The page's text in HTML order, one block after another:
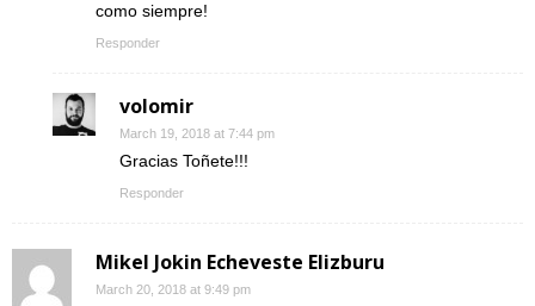
como siempre!
Responder
volomir
March 19, 2018 at 7:44 pm
Gracias Toñete!!!
Responder
Mikel Jokin Echeveste Elizburu
March 20, 2018 at 9:49 pm